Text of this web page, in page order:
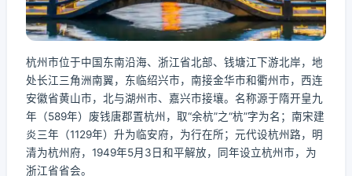
杭州市位于中国东南沿海、浙江省北部、钱塘江下游北岸，地
处长江三角洲南翼，东临绍兴市，南接金华市和衢州市，西连
安徽省黄山市，北与湖州市、嘉兴市接壤。名称源于隋开皇九
年（589年）废钱唐郡置杭州，取“余杭”之“杭”字为名；南宋建
炎三年（1129年）升为临安府，为行在所；元代设杭州路，明
清为杭州府，1949年5月3日和平解放，同年设立杭州市，为
浙江省省会。